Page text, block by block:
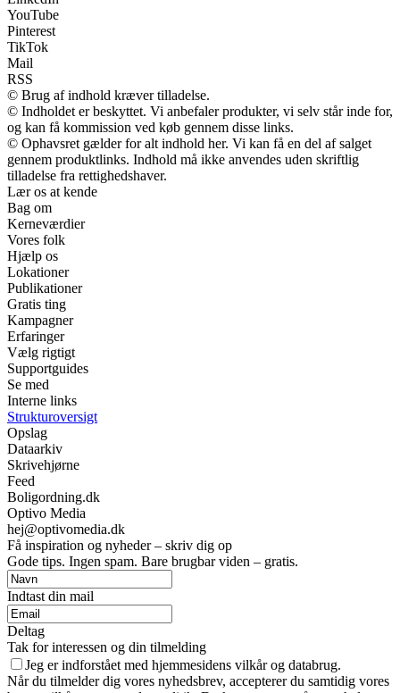
YouTube
Pinterest
TikTok
Mail
RSS
© Brug af indhold kræver tilladelse.
© Indholdet er beskyttet. Vi anbefaler produkter, vi selv står inde for,
og kan få kommission ved køb gennem disse links.
© Ophavsret gælder for alt indhold her. Vi kan få en del af salget
gennem produktlinks. Indhold må ikke anvendes uden skriftlig
tilladelse fra rettighedshaver.
Lær os at kende
Bag om
Kerneværdier
Vores folk
Hjælp os
Lokationer
Publikationer
Gratis ting
Kampagner
Erfaringer
Vælg rigtigt
Supportguides
Se med
Interne links
Strukturoversigt
Opslag
Dataarkiv
Skrivehjørne
Feed
Boligordning.dk
Optivo Media
hej@optivomedia.dk
Få inspiration og nyheder – skriv dig op
Gode tips. Ingen spam. Bare brugbar viden – gratis.
Indtast din mail
Deltag
Tak for interessen og din tilmelding
Jeg er indforstået med hjemmesidens vilkår og databrug.
Når du tilmelder dig vores nyhedsbrev, accepterer du samtidig vores